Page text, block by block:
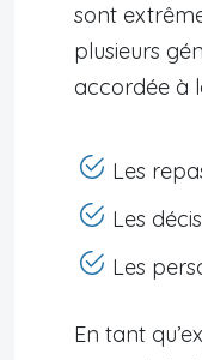
sont
plusieurs
accordée à
Les
Les
Les
En tant